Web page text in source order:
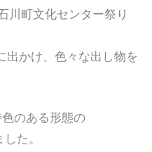
川町文化センター祭り
かけ、色々な出し物を
のある形態の
た。